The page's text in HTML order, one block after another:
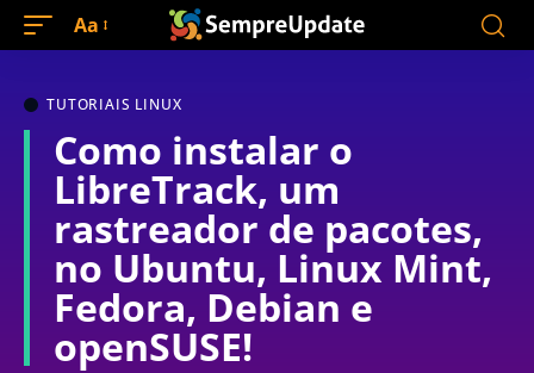
Aa
TUTORIAIS LINUX
Como instalar o
LibreTrack, um
rastreador de pacotes,
no Ubuntu, Linux Mint,
Fedora, Debian e
openSUSE!